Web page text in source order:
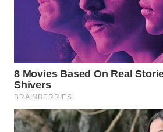
WN
MANDALIKA
LIKUPANG
WN
LABUANBAJO